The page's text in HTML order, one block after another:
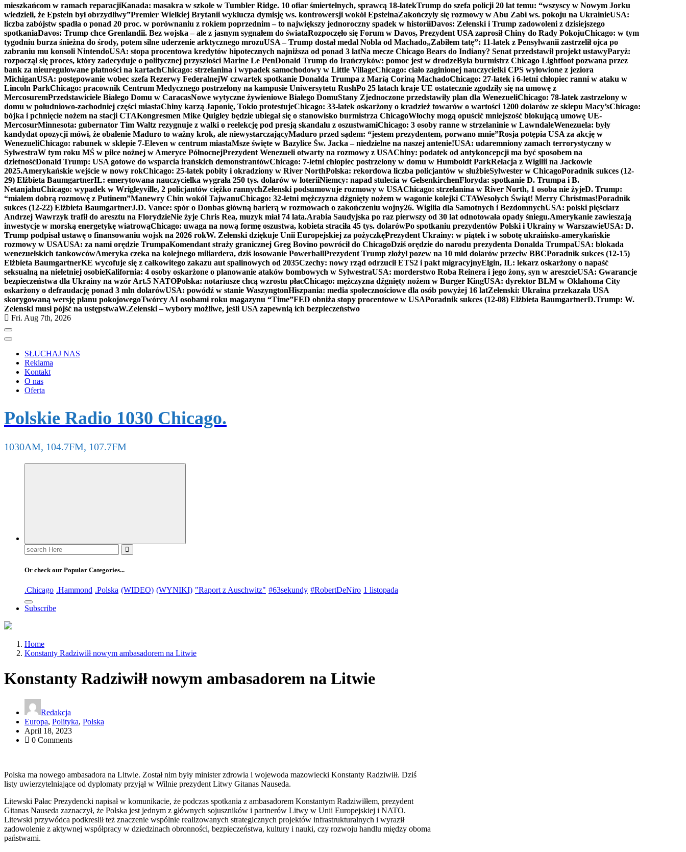
mieszkańcom w ramach reparacjiKanada: masakra w szkole w Tumbler Ridge. 10 ofiar śmiertelnych, sprawcą 18-latekTrump do szefa policji 20 lat temu: “wszyscy w Nowym Jorku
wiedzieli, że Epstein był obrzydliwy”Premier Wielkiej Brytanii wyklucza dymisję ws. kontrowersji wokół EpsteinaZakończyły się rozmowy w Abu Zabi ws. pokoju na UkrainieUSA:
liczba zabójstw spadła o ponad 20 proc. w porównaniu z rokiem poprzednim – to największy jednoroczny spadek w historiiDavos: Zełenski i Trump zadowoleni z dzisiejszego
spotkaniaDavos: Trump chce Grenlandii. Bez wojska – ale z jasnym sygnałem do świataRozpoczęło się Forum w Davos, Prezydent USA zaprosił Chiny do Rady PokojuChicago: w tym
tygodniu burza śnieżna do środy, potem silne uderzenie arktycznego mrozuUSA – Trump dostał medal Nobla od Machado„Zabiłem tatę”: 11-latek z Pensylwanii zastrzelił ojca po
zabraniu mu konsoli NintendoUSA: stopa procentowa kredytów hipotecznych najniższa od ponad 3 latNa mecze Chicago Bears do Indiany? Senat przedstawił projekt ustawyParyż:
rozpoczął się proces, który zadecyduje o politycznej przyszłości Marine Le PenDonald Trump do Irańczyków: pomoc jest w drodzeByła burmistrz Chicago Lightfoot pozwana przez
bank za nieuregulowane płatności na kartachChicago: strzelanina i wypadek samochodowy w Little VillageChicago: ciało zaginionej nauczycielki CPS wyłowione z jeziora
MichiganUSA: postępowanie wobec szefa Rezerwy FederalnejW czwartek spotkanie Donalda Trumpa z Maríą Coriną MachadoChicago: 27-latek i 6-letni chłopiec ranni w ataku w
Lincoln ParkChicago: pracownik Centrum Medycznego postrzelony na kampusie Uniwersytetu RushPo 25 latach kraje UE ostatecznie zgodziły się na umowę z
MercosuremPrzedstawiciele Białego Domu w CaracasNowe wytyczne żywieniowe Białego DomuStany Zjednoczone przedstawiły plan dla WenezueliChicago: 78-latek zastrzelony w
domu w południowo-zachodniej części miastaChiny karzą Japonię, Tokio protestujeChicago: 33-latek oskarżony o kradzież towarów o wartości 1200 dolarów ze sklepu Macy’sChicago:
bójka i pchnięcie nożem na stacji CTAKongresmen Mike Quigley będzie ubiegał się o stanowisko burmistrza ChicagoWłochy mogą opuścić mniejszość blokującą umowę UE-
MercosurMinnesota: gubernator Tim Waltz rezygnuje z walki o reelekcję pod presją skandalu z oszustwamiChicago: 3 osoby ranne w strzelaninie w LawndaleWenezuela: były
kandydat opozycji mówi, że obalenie Maduro to ważny krok, ale niewystarczającyMaduro przed sądem: “jestem prezydentem, porwano mnie”Rosja potępia USA za akcję w
WenezueliChicago: rabunek w sklepie 7-Eleven w centrum miastaMsze święte w Bazylice Św. Jacka – niedzielne na naszej antenie!USA: udaremniony zamach terrorystyczny w
SylwestraW tym roku MŚ w piłce nożnej w Ameryce PółnocnejPrezydent Wenezueli otwarty na rozmowy z USAChiny: podatek od antykoncepcji ma być sposobem na
dzietnośćDonald Trump: USA gotowe do wsparcia irańskich demonstrantówChicago: 7-letni chłopiec postrzelony w domu w Humboldt ParkRelacja z Wigilii na Jackowie
2025.Amerykańskie wejście w nowy rokChicago: 25-latek pobity i okradziony w River NorthPolska: rekordowa liczba policjantów w służbieSylwester w ChicagoPoradnik sukces (12-
29) Elżbieta BaumgartnerIL: emerytowana nauczycielka wygrała 250 tys. dolarów w loteriiNiemcy: napad stulecia w GelsenkirchenFloryda: spotkanie D. Trumpa i B.
NetanjahuChicago: wypadek w Wrigleyville, 2 policjantów ciężko rannychZełenski podsumowuje rozmowy w USAChicago: strzelanina w River North, 1 osoba nie żyjeD. Trump:
“miałem dobrą rozmowę z Putinem”Manewry Chin wokół TajwanuChicago: 32-letni mężczyzna dźgnięty nożem w wagonie kolejki CTAWesołych Świąt! Merry Christmas!Poradnik
sukces (12-22) Elżbieta BaumgartnerJ.D. Vance: spór o Donbas główną barierą w rozmowach o zakończeniu wojny26. Wigilia dla Samotnych i BezdomnychUSA: polski pięściarz
Andrzej Wawrzyk trafił do aresztu na FlorydzieNie żyje Chris Rea, muzyk miał 74 lata.Arabia Saudyjska po raz pierwszy od 30 lat odnotowała opady śniegu.Amerykanie zawieszają
inwestycje w morską energetykę wiatrowąChicago: uwaga na nową formę oszustwa, kobieta straciła 45 tys. dolarówPo spotkaniu prezydentów Polski i Ukrainy w WarszawieUSA: D.
Trump podpisał ustawę o finansowaniu wojsk na 2026 rokW. Zełenski dziękuje Unii Europejskiej za pożyczkęPrezydent Ukrainy: w piątek i w sobotę ukraińsko-amerykańskie
rozmowy w USAUSA: za nami orędzie TrumpaKomendant straży granicznej Greg Bovino powrócił do ChicagoDziś orędzie do narodu prezydenta Donalda TrumpaUSA: blokada
wenezuelskich tankowcówAmeryka czeka na kolejnego miliardera, dziś losowanie PowerballPrezydent Trump złożył pozew na 10 mld dolarów przeciw BBCPoradnik sukces (12-15)
Elżbieta BaumgartnerKE wycofuje się z całkowitego zakazu aut spalinowych od 2035Czechy: nowy rząd odrzucił ETS2 i pakt migracyjnyElgin, IL: lekarz oskarżony o napaść
seksualną na nieletniej osobieKalifornia: 4 osoby oskarżone o planowanie ataków bombowych w SylwestraUSA: morderstwo Roba Reinera i jego żony, syn w areszcieUSA: Gwarancje
bezpieczeństwa dla Ukrainy na wzór Art.5 NATOPolska: notariusze chcą wzrostu płacChicago: mężczyzna dźgnięty nożem w Burger KingUSA: dyrektor BLM w Oklahoma City
oskarżony o defraudację ponad 3 mln dolarówUSA: powódź w stanie WaszyngtonHiszpania: media społecznościowe dla osób powyżej 16 latZełenski: Ukraina przekazała USA
skorygowaną wersję planu pokojowegoTwórcy AI osobami roku magazynu “Time”FED obniża stopy procentowe w USAPoradnik sukces (12-08) Elżbieta BaumgartnerD.Trump: W.
Zełenski musi pójść na ustępstwaW.Zełenski – wybory możliwe, jeśli USA zapewnią ich bezpieczeństwo
Fri. Aug 7th, 2026
SŁUCHAJ NAS
Reklama
Kontakt
O nas
Oferta
Polskie Radio 1030 Chicago.
1030AM, 104.7FM, 107.7FM
Or check our Popular Categories...
.Chicago .Hammond .Polska (WIDEO) (WYNIKI) "Raport z Auschwitz" #63sekundy #RobertDeNiro 1 listopada
Subscribe
Home
Konstanty Radziwiłł nowym ambasadorem na Litwie
Konstanty Radziwiłł nowym ambasadorem na Litwie
Redakcja
Europa, Polityka, Polska
April 18, 2023
0 Comments
Polska ma nowego ambasadora na Litwie. Został nim były minister zdrowia i wojewoda mazowiecki Konstanty Radziwiłł. Dziś
listy uwierzytelniające od dyplomaty przyjął w Wilnie prezydent Litwy Gitanas Nauseda.
Litewski Pałac Prezydencki napisał w komunikacie, że podczas spotkania z ambasadorem Konstantym Radziwiłłem, prezydent
Gitanas Nauseda zaznaczył, że Polska jest jednym z głównych sojuszników i partnerów Litwy w Unii Europejskiej i NATO.
Litewski przywódca podkreslił też znaczenie wspólnie realizowanych strategicznych projektów infrastrukturalnych i wyraził
zadowolenie z aktywnej współpracy w dziedzinach obronności, bezpieczeństwa, kultury i nauki, czy rozwoju handlu między oboma
państwami.